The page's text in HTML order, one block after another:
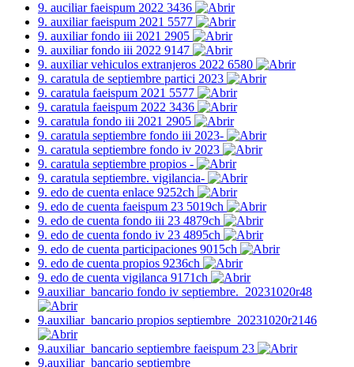
9. auciliar faeispum 2022 3436
9. auxiliar faeispum 2021 5577
9. auxiliar fondo iii 2021 2905
9. auxiliar fondo iii 2022 9147
9. auxiliar vehiculos extranjeros 2022 6580
9. caratula de septiembre partici 2023
9. caratula faeispum 2021 5577
9. caratula faeispum 2022 3436
9. caratula fondo iii 2021 2905
9. caratula septiembre fondo iii 2023-
9. caratula septiembre fondo iv 2023
9. caratula septiembre propios -
9. caratula septiembre. vigilancia-
9. edo de cuenta enlace 9252ch
9. edo de cuenta faeispum 23 5019ch
9. edo de cuenta fondo iii 23 4879ch
9. edo de cuenta fondo iv 23 4895ch
9. edo de cuenta participaciones 9015ch
9. edo de cuenta propios 9236ch
9. edo de cuenta vigilanca 9171ch
9.auxiliar_bancario fondo iv septiembre._20231020r48
9.auxiliar_bancario propios septiembre_20231020r2146
9.auxiliar_bancario septiembre faeispum 23
9.auxiliar_bancario septiembre